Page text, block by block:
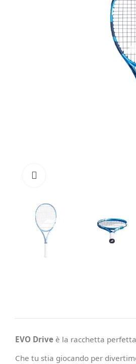
EVO Drive è la racchetta
Che tu stia giocando per